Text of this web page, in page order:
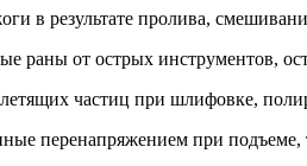
в результате пролива,
раны от острых инструментов,
частиц при шлифовке,
перенапряжением при подъеме,